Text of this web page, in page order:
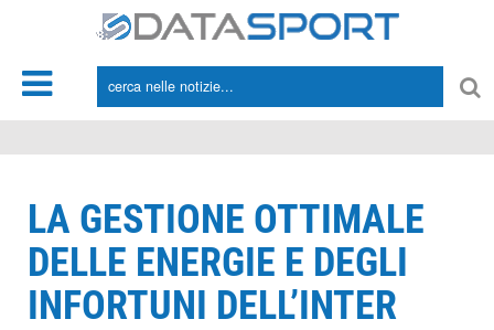
LA GESTIONE OTTIMALE
DELLE ENERGIE E DEGLI
INFORTUNI DELL’INTER